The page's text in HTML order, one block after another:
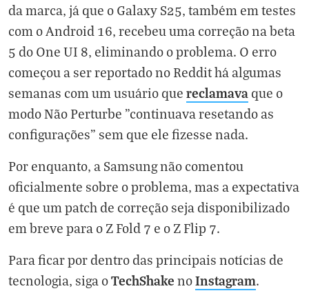
da marca, já que o Galaxy S25, também em testes
com o Android 16, recebeu uma correção na beta
5 do One UI 8, eliminando o problema. O erro
começou a ser reportado no Reddit há algumas
semanas com um usuário que reclamava que o
modo Não Perturbe "continuava resetando as
configurações" sem que ele fizesse nada.
Por enquanto, a Samsung não comentou
oficialmente sobre o problema, mas a expectativa
é que um patch de correção seja disponibilizado
em breve para o Z Fold 7 e o Z Flip 7.
Para ficar por dentro das principais notícias de
tecnologia, siga oTechShake noInstagram.